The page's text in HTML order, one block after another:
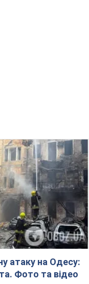
атаку на Одесу:
Фото та відео